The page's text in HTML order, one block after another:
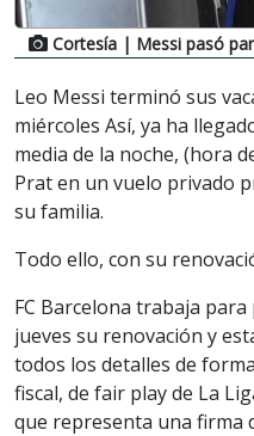
Cortesía | Messi pasó
Leo Messi terminó sus
miércoles Así, ya ha
media de la noche, (hora
Prat en un vuelo privado
su familia.
Todo ello, con su
FC Barcelona trabaja
jueves su renovación y
todos los detalles de
fiscal, de fair play de La
que representa una firma